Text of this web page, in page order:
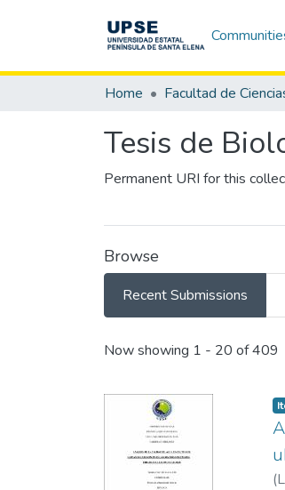
Home Facultad de
Tesis de
Permanent URI for this
Browse
Recent Submissions
Recent Submissions
Now showing 1 - 20 of 409
(